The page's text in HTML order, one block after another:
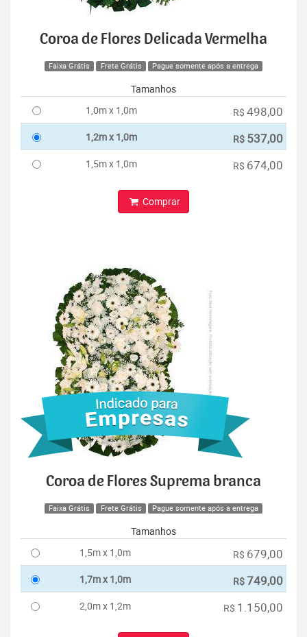
Coroa de Flores Delicada Vermelha
Faixa Grátis Frete Grátis Pague somente após a entrega
Tamanhos
1,0m x 1,0m
R$ 498,00
1,2m x 1,0m R$ 537,00
1,5m x 1,0m R$ 674,00
Comprar
Coroa de Flores Suprema branca
Faixa Grátis Frete Grátis Pague somente após a entrega
Tamanhos
1,5m x 1,0m
R$ 679,00
1,7m x 1,0m R$749,00
2,0m x 1,2m R$ 1.150,00